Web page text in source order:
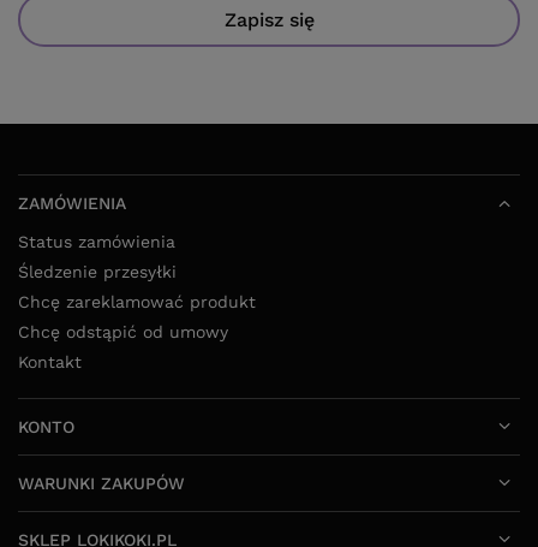
Zapisz się
ZAMÓWIENIA
Status zamówienia
Śledzenie przesyłki
Chcę zareklamować produkt
Chcę odstąpić od umowy
Kontakt
KONTO
WARUNKI ZAKUPÓW
SKLEP LOKIKOKI.PL